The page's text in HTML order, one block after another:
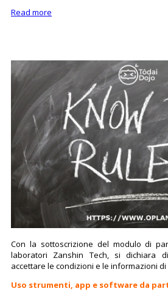
Read more
Con la sottoscrizione del modulo di
laboratori Zanshin Tech, si dichiara
accettare le condizioni e le informazioni
Uso strumenti, app e software da